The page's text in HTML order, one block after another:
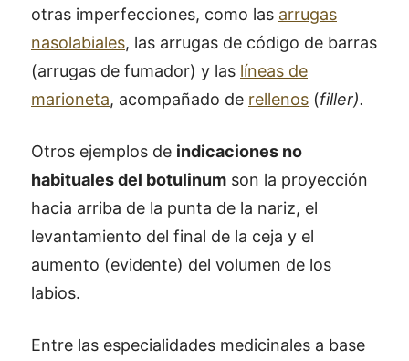
otras imperfecciones, como las arrugas
nasolabiales, las arrugas de código de barras
(arrugas de fumador) y las líneas de
marioneta, acompañado de rellenos (filler).
Otros ejemplos de indicaciones no
habituales del botulinum son la proyección
hacia arriba de la punta de la nariz, el
levantamiento del final de la ceja y el
aumento (evidente) del volumen de los
labios.
Entre las especialidades medicinales a base